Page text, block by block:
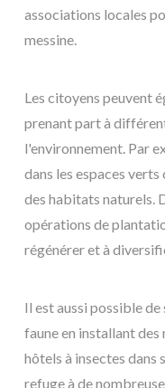
associations locales
messine.
Les citoyens peuvent
prenant part à
l'environnement. Par
dans les espaces
des habitats naturels.
opérations de
régénérer et à
Il est aussi possible
faune en installant des
hôtels à insectes dans
refuge à de